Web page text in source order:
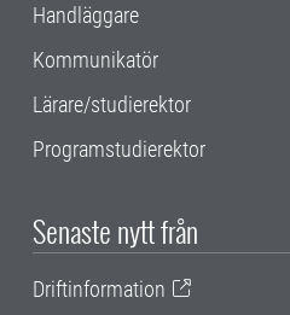
Handläggare
Kommunikatör
Lärare/studierektor
Programstudierektor
Senaste nytt från
Driftinformation